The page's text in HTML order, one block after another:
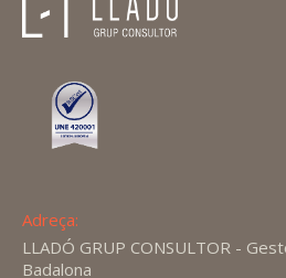
Adreça:
LLADÓ GRUP CONSULTOR -
Badalona